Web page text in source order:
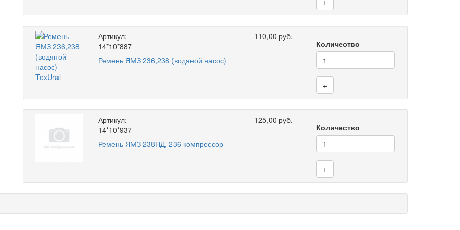
Артикул:
14*10*887
Ремень ЯМЗ 236,238 (водяной насос)
110,00 руб.
Количество
+
Артикул:
14*10*937
Ремень ЯМЗ 238НД, 236 компрессор
125,00 руб.
Количество
+